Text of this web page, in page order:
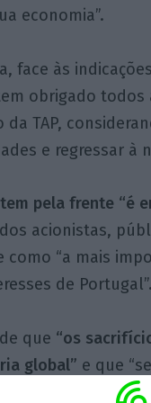
economia”.
face às
obrigado todos
TAP,
e regressar à
pela frente “é
acionistas,
“a mais
de Portugal”.
que “os
global” e que
sem